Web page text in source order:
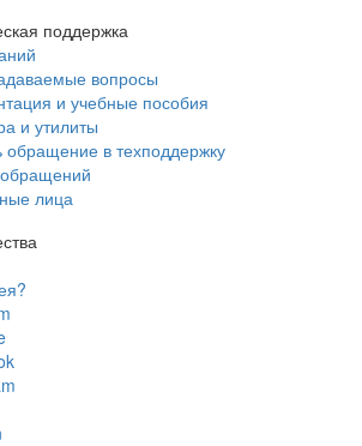
поддержка
вопросы
и учебные пособия
и утилиты
обращение в техподдержку
лица